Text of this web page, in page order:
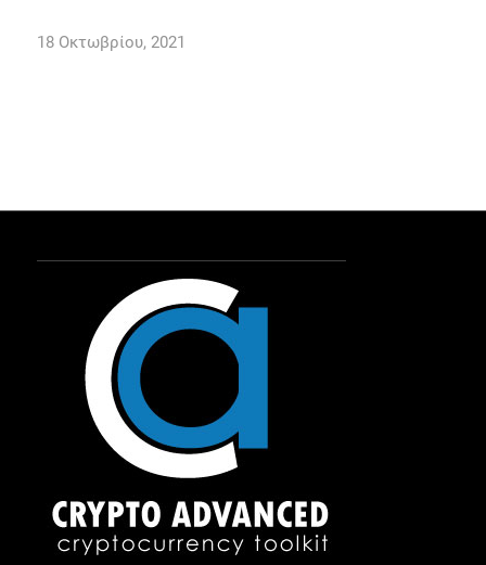
18 Οκτωβρίου, 2021